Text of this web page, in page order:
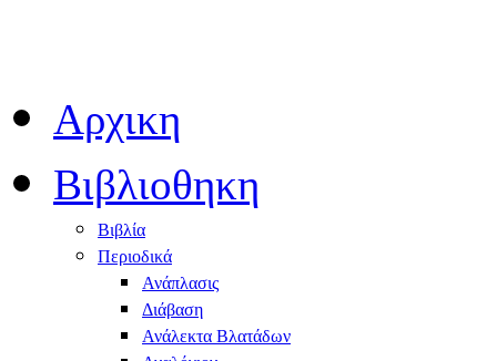
Αρχικη
Βιβλιοθηκη
Βιβλία
Περιοδικά
Ανάπλασις
Διάβαση
Ανάλεκτα Βλατάδων